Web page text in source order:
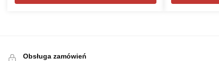
Obsługa zamówień